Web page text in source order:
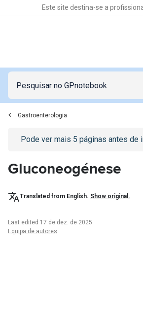
Este site destina-se a
Gastroenterologia
Go to/sign-inpage
Pode ver mais 5 páginas antes de
Gluconeogénese
Translated from English. Show original.
Last edited 17 de dez. de 2025
Equipa de autores